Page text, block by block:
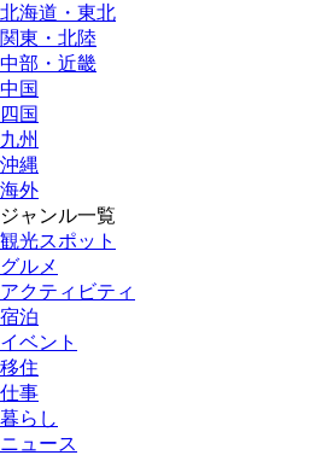
北海道・東北
関東・北陸
中部・近畿
中国
四国
九州
沖縄
海外
ジャンル一覧
観光スポット
グルメ
アクティビティ
宿泊
イベント
移住
仕事
暮らし
ニュース